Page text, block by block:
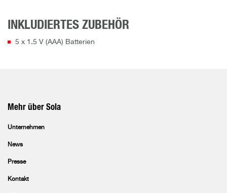
INKLUDIERTES ZUBEHÖR
5 x 1.5 V (AAA) Batterien
Mehr über Sola
Unternehmen
News
Presse
Kontakt